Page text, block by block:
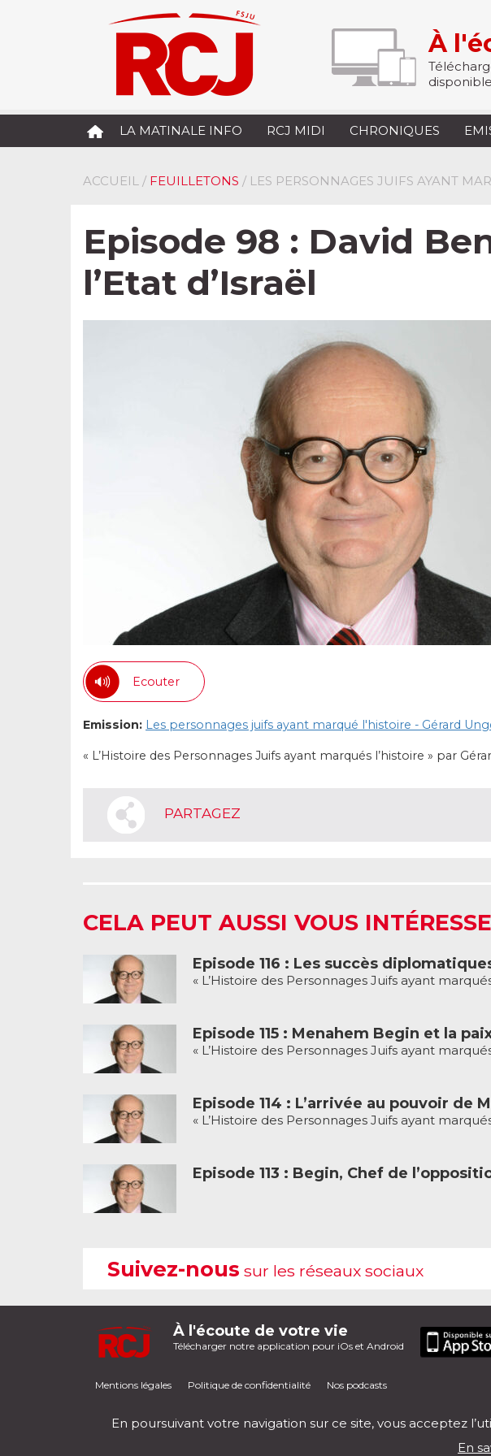
À
LA MATINALE INFO RCJ MIDI CHRONIQUES
ACCUEIL / FEUILLETONS / LES PERSONNAGES JUIFS AYANT
Episode 98 : David
l’Etat d’Israël
Ecouter
Emission: Les personnages juifs ayant marqué l'histoire - Gérard
« L’Histoire des Personnages Juifs ayant marqués l’histoire » par
PARTAGEZ
CELA PEUT AUSSI VOUS
Episode 116 : Les succès
« L’Histoire des Personnages Juifs ayant
Episode 115 : Menahem Begin et la
« L’Histoire des Personnages Juifs ayant
Episode 114 : L’arrivée au pouvoir de
« L’Histoire des Personnages Juifs ayant
Episode 113 : Begin, Chef de
Suivez-nous sur les réseaux sociaux
À l'écoute de votre vie
Télécharger notre application pour iOs et Android
Mentions légales Politique de confidentialité Nos podcasts
En poursuivant votre navigation sur ce site, vous acceptez
En